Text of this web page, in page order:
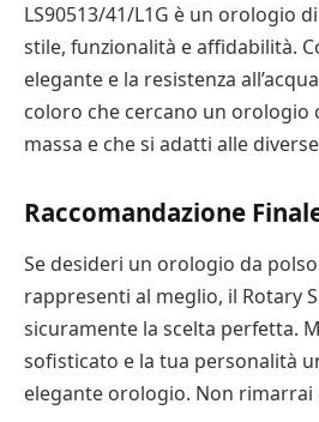
LS90513/41/L1G è un orologio
stile, funzionalità e affidabilità.
elegante e la resistenza
coloro che cercano un orologio
massa e che si adatti alle
Raccomandazione
Se desideri un orologio da
rappresenti al meglio, il Rotary
sicuramente la scelta perfetta.
sofisticato e la tua personalità
elegante orologio. Non rimarrai